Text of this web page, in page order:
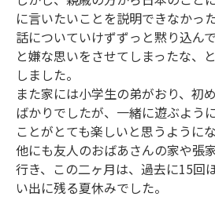
に言いたいことを説明できなかっ
話についていけずずっと黙り込ん
と嫌な思いをさせてしまったな、
しました。
また家には小学生の弟がおり、初
ばかりでしたが、一緒に遊ぶよう
ことがとても楽しいと思うように
他にも友人のおばあさんの家や張
行き、この二ヶ月は、過去に15回
い出に残る夏休みでした。